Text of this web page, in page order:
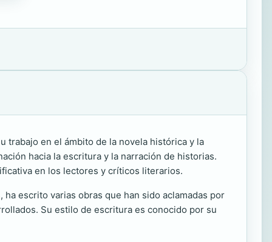
trabajo en el ámbito de la novela histórica y la
hacia la escritura y la narración de historias.
en los lectores y críticos literarios.
escrito varias obras que han sido aclamadas por
Su estilo de escritura es conocido por su